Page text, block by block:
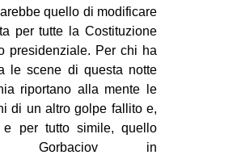
quello di modificare
per tutte la Costituzione
presidenziale. Per chi ha
le scene di questa notte
riportano alla mente le
di un altro golpe fallito e,
e per tutto simile, quello
Gorbaciov in